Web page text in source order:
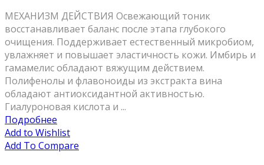
МЕХАНИЗМ ДЕЙСТВИЯ Освежающий тоник
восстанавливает баланс после этапа глубокого
очищения. Поддерживает естественный микробиом,
увлажняет и повышает эластичность кожи. Имбирь и
гамамелис обладают вяжущим действием.
Полифенолы и флавоноиды из экстракта вина
обладают антиоксидантной активностью.
Гиалуроновая кислота и ...
Подробнее
Add to Wishlist
Add To Compare